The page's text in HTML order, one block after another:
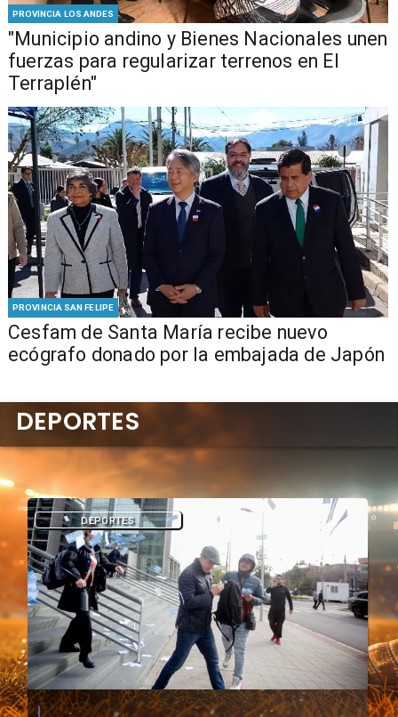
PROVINCIA LOS ANDES
"Municipio andino y Bienes Nacionales unen
fuerzas para regularizar terrenos en El
Terraplén"
PROVINCIA SAN FELIPE
Cesfam de Santa María recibe nuevo
ecógrafo donado por la embajada de Japón
DEPORTES
DEPORTES